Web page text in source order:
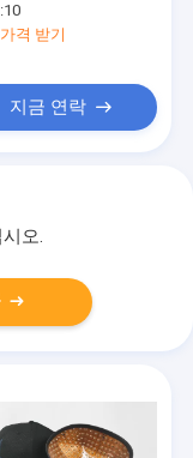
10
격 받기
지금 연락
오.